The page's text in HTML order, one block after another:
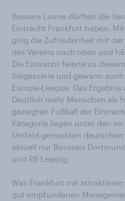
Bessere Laune dürften die
Eintracht Frankfurt haben.
ging die Zufriedenheit mit
des Vereins nach oben und
Die Eintracht feierte zu
Siegesserie und gewann
Europa-League. Das
Deutlich mehr Menschen als
gezeigten Fußball der
Kategorie liegen unter den
Umfeld getrackten
aktuell nur Borussia
und RB Leipzig.
Was Frankfurt mit
gut empfundenen